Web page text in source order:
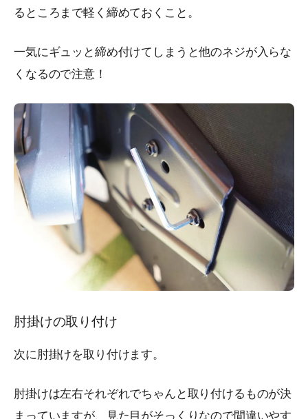
るところまで軽く締めておくこと。
一気にギュッと締め付けてしまうと他のネジが入らな
くなるので注意！
肘掛けの取り付け
次に肘掛けを取り付けます。
肘掛けは左右それぞれでちゃんと取り付けるものが決
まっていますが、見た目がそっくりなので間違いやす